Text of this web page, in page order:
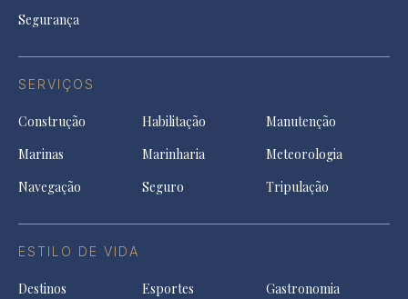
Segurança
SERVIÇOS
Construção Habilitação
Manutenção
Marinas
Marinharia
Meteorologia
Navegação
Seguro Tripulação
ESTILO DE VIDA
Destinos Esportes
Gastronomia